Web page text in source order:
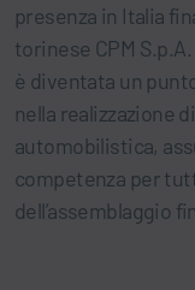
presenza in Italia
torinese CPM
è diventata un
nella realizzazione
automobilistica,
competenza per
dell’assemblaggio